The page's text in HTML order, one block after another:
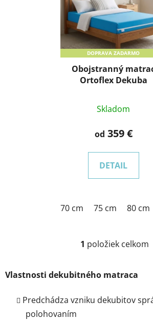
DOPRAVA ZADARMO
Obojstranný
Ortoflex Dekuba
Skladom
od 359 €
DETAIL
70 cm 75 cm 80 cm
O
l
d
a
1 položiek celkom
Vlastnosti dekubitného matraca
Predchádza vzniku dekubitov
polohovaním